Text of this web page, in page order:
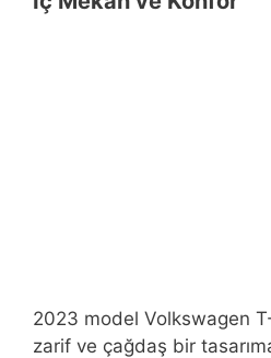
2023 model Volkswagen T-
zarif ve çağdaş bir